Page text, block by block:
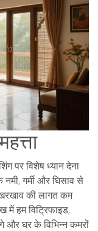
पर विशेष ध्यान देना
गर्मी और घिसाव से
की लागत कम
में हम विट्रिफाइड,
और घर के विभिन्न कमरों